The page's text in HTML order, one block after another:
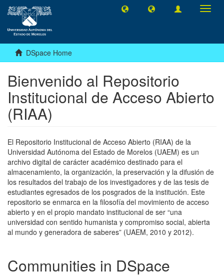
DSpace Home
Bienvenido al Repositorio
Institucional de Acceso Abierto
(RIAA)
El Repositorio Institucional de Acceso Abierto (RIAA) de la
Universidad Autónoma del Estado de Morelos (UAEM) es un
archivo digital de carácter académico destinado para el
almacenamiento, la organización, la preservación y la difusión de
los resultados del trabajo de los investigadores y de las tesis de
estudiantes egresados de los posgrados de la institución. Este
repositorio se enmarca en la filosofía del movimiento de acceso
abierto y en el propio mandato institucional de ser “una
universidad con sentido humanista y compromiso social, abierta
al mundo y generadora de saberes” (UAEM, 2010 y 2012).
Communities in DSpace